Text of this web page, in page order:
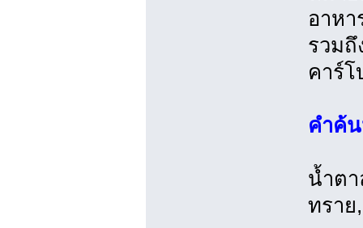
อาห
รวมถึ
คาร์
คำค้
น้ำต
ทราย